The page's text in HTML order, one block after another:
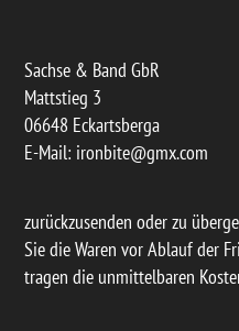
Sachse & Band GbR
Mattstieg 3
06648 Eckartsberga
E-Mail: ironbite@gmx.com
zurückzusenden oder zu
Sie die Waren vor Ablauf der
tragen die unmittelbaren